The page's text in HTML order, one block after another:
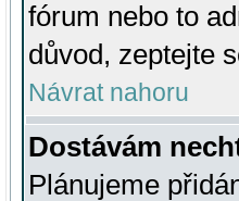
fórum nebo to
důvod, zeptejte
Návrat nahoru
Dostávám
Plánujeme